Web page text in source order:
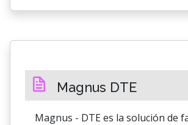
Magnus DTE
Magnus - DTE es la solución de